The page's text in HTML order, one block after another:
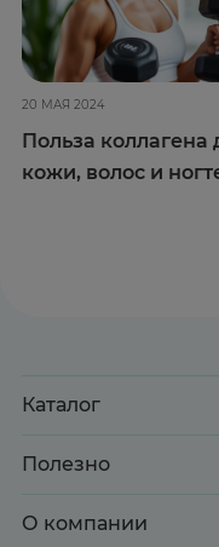
20 МАЯ 2024
Польза коллагена
кожи, волос и
Каталог
Акции
Здоровье
Полезно
Доставка и оплата
О компании